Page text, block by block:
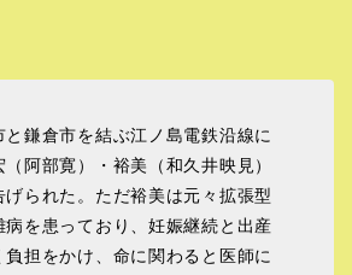
鎌倉市を結ぶ江ノ島電鉄沿線に
阿部寛）・裕美（和久井映見）
げられた。ただ裕美は元々拡張型
病を患っており、妊娠継続と出産
負担をかけ、命に関わると医師に